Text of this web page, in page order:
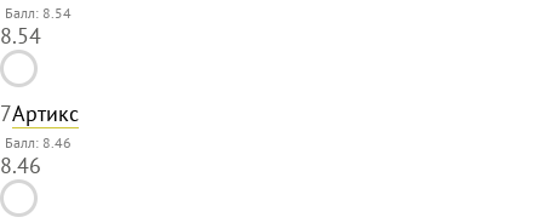
Балл: 8.54
8.54
7Артикс
Балл: 8.46
8.46